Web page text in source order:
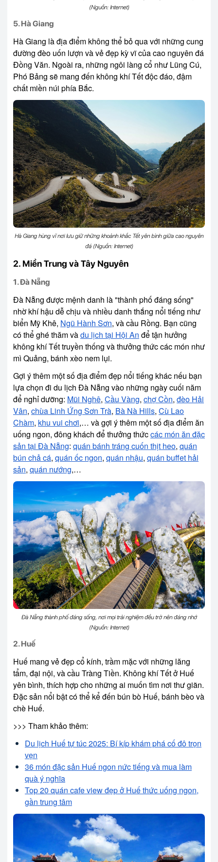
(Nguồn: Internet)
5. Hà Giang
Hà Giang là địa điểm không thể bỏ qua với những cung
đường đèo uốn lượn và vẻ đẹp kỳ vĩ của cao nguyên đá
Đồng Văn. Ngoài ra, những ngôi làng cổ như Lũng Cú,
Phó Bảng sẽ mang đến không khí Tết độc đáo, đậm
chất miền núi phía Bắc.
Hà Giang hùng vĩ nơi lưu giữ những khoảnh khắc Tết yên bình giữa cao nguyên
đá (Nguồn: Internet)
2. Miền Trung và Tây Nguyên
1. Đà Nẵng
Đà Nẵng được mệnh danh là "thành phố đáng sống"
nhờ khí hậu dễ chịu và nhiều danh thắng nổi tiếng như
biển Mỹ Khê, Ngũ Hành Sơn, và cầu Rồng. Bạn cũng
có thể ghé thăm vàdu lịch tại Hội An để tận hưởng
không khí Tết truyền thống và thưởng thức các món như
mì Quảng, bánh xèo nem lụi.
Gợi ý thêm một số địa điểm đẹp nổi tiếng khác nếu bạn
lựa chọn đi du lịch Đà Nẵng vào những ngày cuối năm
để nghỉ dưỡng: Mũi Nghê, Cầu Vàng, chợ Cồn, đèo Hải
Vân, chùa Linh Ứng Sơn Trà, Bà Nà Hills, Cù Lao
Chàm, khu vui chơi,… và gợi ý thêm một số địa điểm ăn
uống ngon, đông khách để thưởng thứccác món ăn đặc
sản tại Đà Nẵng: quán bánh tráng cuốn thịt heo, quán
bún chả cá, quán ốc ngon, quán nhậu, quán buffet hải
sản, quán nướng,…
Đà Nẵng thành phố đáng sống, nơi mọi trải nghiệm đều trở nên đáng nhớ
(Nguồn: Internet)
2. Huế
Huế mang vẻ đẹp cổ kính, trầm mặc với những lăng
tẩm, đại nội, và cầu Tràng Tiền. Không khí Tết ở Huế
yên bình, thích hợp cho những ai muốn tìm nơi thư giãn.
Đặc sản nổi bật có thể kể đến bún bò Huế, bánh bèo và
chè Huế.
>>> Tham khảo thêm:
Du lịch Huế tự túc 2025: Bí kíp khám phá cố đô trọn
vẹn
36 món đặc sản Huế ngon nức tiếng và mua làm
quà ý nghĩa
Top 20 quán cafe view đẹp ở Huế thức uống ngon,
gần trung tâm